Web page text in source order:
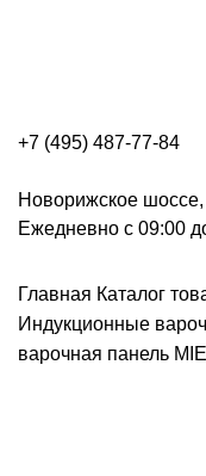
+7 (495) 487-77-84
Новорижское шоссе,
Ежедневно с 09:00
Главная Каталог
Индукционные
варочная панель